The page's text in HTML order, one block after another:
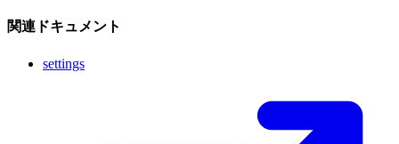
関連ドキュメント
settings